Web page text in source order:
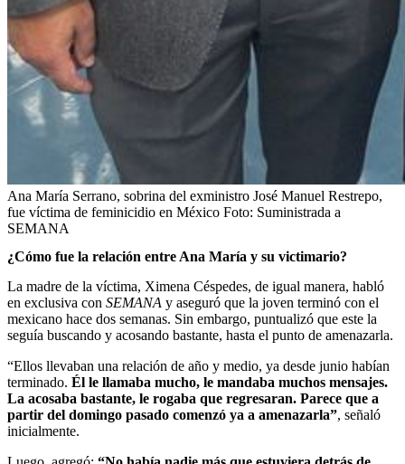
Ana María Serrano, sobrina del exministro José Manuel Restrepo,
fue víctima de feminicidio en México Foto: Suministrada a
SEMANA
¿Cómo fue la relación entre Ana María y su victimario?
La madre de la víctima, Ximena Céspedes, de igual manera, habló
en exclusiva con SEMANA y aseguró que la joven terminó con el
mexicano hace dos semanas. Sin embargo, puntualizó que este la
seguía buscando y acosando bastante, hasta el punto de amenazarla.
“Ellos llevaban una relación de año y medio, ya desde junio habían
terminado. Él le llamaba mucho, le mandaba muchos mensajes.
La acosaba bastante, le rogaba que regresaran. Parece que a
partir del domingo pasado comenzó ya a amenazarla”, señaló
inicialmente.